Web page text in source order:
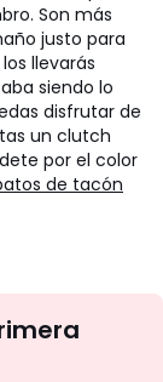
Son más
justo para
llevarás
siendo lo
disfrutar de
un clutch
por el color
de tacón